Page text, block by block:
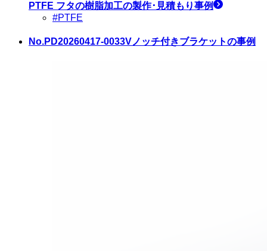
PTFE フタの樹脂加工の製作･見積もり事例
#PTFE
No.PD20260417-0033Vノッチ付きブラケットの事例